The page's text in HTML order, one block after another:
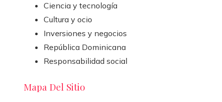
Ciencia y tecnología
Cultura y ocio
Inversiones y negocios
República Dominicana
Responsabilidad social
Mapa Del Sitio